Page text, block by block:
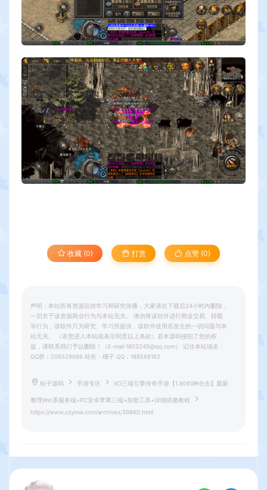
收藏 (0) 打赏 点赞 (0)
声明：本站所有资源仅供学习和研究传播，大家请在下载后24小时内删除，
一切关于该资源商业行为与本站无关。 请勿将该软件进行商业交易、转载
等行为，该软件只为研究、学习所提供，该软件使用后发生的一切问题与本
站无关。 （若您进入本站就表示同意以上条款）若本源码侵犯了您的权
益，请联系我们予以删除！（E-mail:1803245@qq.com） 记住本站域名：
QQ群：206529666 站长：橘子 QQ：188588162
桔子源码 手游专区 XO三端引擎传奇手游【1.80剑神合击】最新
整理Win系服务端+PC安卓苹果三端+加密工具+详细搭建教程
https://www.czymw.com/archives/39860.html